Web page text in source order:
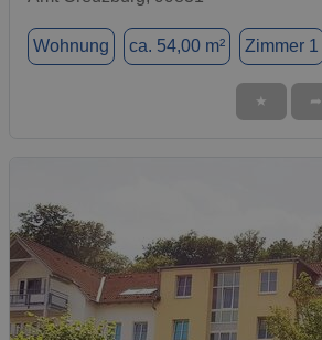
Wohnung ca. 54,00 m² Zimmer 1
★ ➦